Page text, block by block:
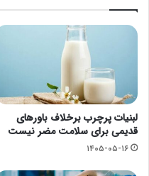
لبنیات پرچرب برخلاف باورهای
قدیمی برای سلامت مضر نیست
۱۴۰۵-۰۵-۱۶